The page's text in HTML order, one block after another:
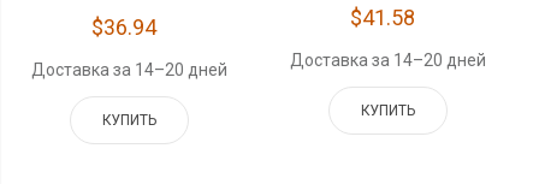
$36.94
Доставка за 14–20 дней
КУПИТЬ
$41.58
Доставка за 14–20 дней
КУПИТЬ